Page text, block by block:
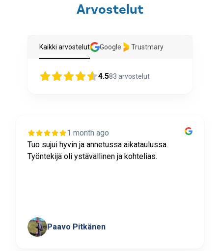
Arvostelut
Kaikki arvostelut Google Trustmary
4.583 arvostelut
1 month ago
Tuo sujui hyvin ja annetussa aikataulussa.
Työntekijä oli ystävällinen ja kohtelias.
Paavo Pitkänen